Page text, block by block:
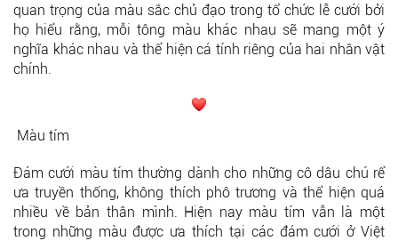
quan trọng của màu sắc chủ đạo trong tổ chức lễ cưới bởi
họ hiểu rằng, mỗi tông màu khác nhau sẽ mang một ý
nghĩa khác nhau và thể hiện cá tính riêng của hai nhân vật
chính.
Màu tím
Đám cưới màu tím thường dành cho những cô dâu chú rể
ưa truyền thống, không thích phô trương và thể hiện quá
nhiều về bản thân mình. Hiện nay màu tím vẫn là một
trong những màu được ưa thích tại các đám cưới ở Việt